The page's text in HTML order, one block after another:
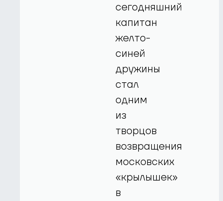
сегодняшний
капитан
желто-
синей
дружины
стал
одним
из
творцов
возвращения
московских
«крылышек»
в